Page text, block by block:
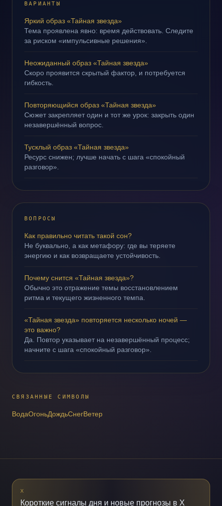
ВАРИАНТЫ
Яркий образ «Тайная звезда»
Тема проявлена явно: время действовать. Следите
за риском «импульсивные решения».
Неожиданный образ «Тайная звезда»
Скоро проявится скрытый фактор, и потребуется
гибкость.
Повторяющийся образ «Тайная звезда»
Сюжет закрепляет один и тот же урок: закрыть один
незавершённый вопрос.
Тусклый образ «Тайная звезда»
Ресурс снижен; лучше начать с шага «спокойный
разговор».
ВОПРОСЫ
Как правильно читать такой сон?
Не буквально, а как метафору: где вы теряете
энергию и как возвращаете устойчивость.
Почему снится «Тайная звезда»?
Обычно это отражение темы восстановлением
ритма и текущего жизненного темпа.
«Тайная звезда» повторяется несколько ночей —
это важно?
Да. Повтор указывает на незавершённый процесс;
начните с шага «спокойный разговор».
СВЯЗАННЫЕ СИМВОЛЫ
ВодаОгоньДождьСнегВетер
X
Короткие сигналы дня и новые прогнозы в X